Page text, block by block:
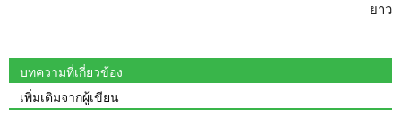
ยาว
บทความที่เกี่ยวข้อง
เพิ่มเติมจากผู้เขียน